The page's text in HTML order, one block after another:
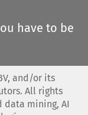
have to be
and/or its
All rights
data mining, AI